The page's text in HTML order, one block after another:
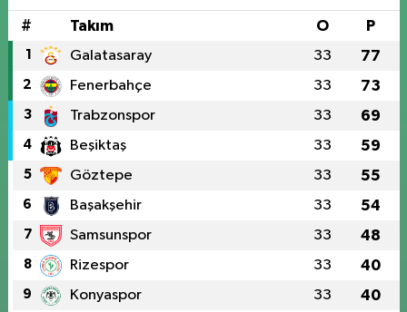
# Takım O P
1 Galatasaray 33 77
2 Fenerbahçe 33 73
3 Trabzonspor 33 69
4 Beşiktaş 33 59
5 Göztepe 33 55
6 Başakşehir 33 54
7 Samsunspor 33 48
8 Rizespor 33 40
9 Konyaspor 33 40